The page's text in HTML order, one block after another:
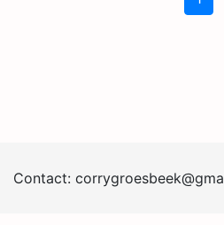
Contact: corrygroesbeek@gma